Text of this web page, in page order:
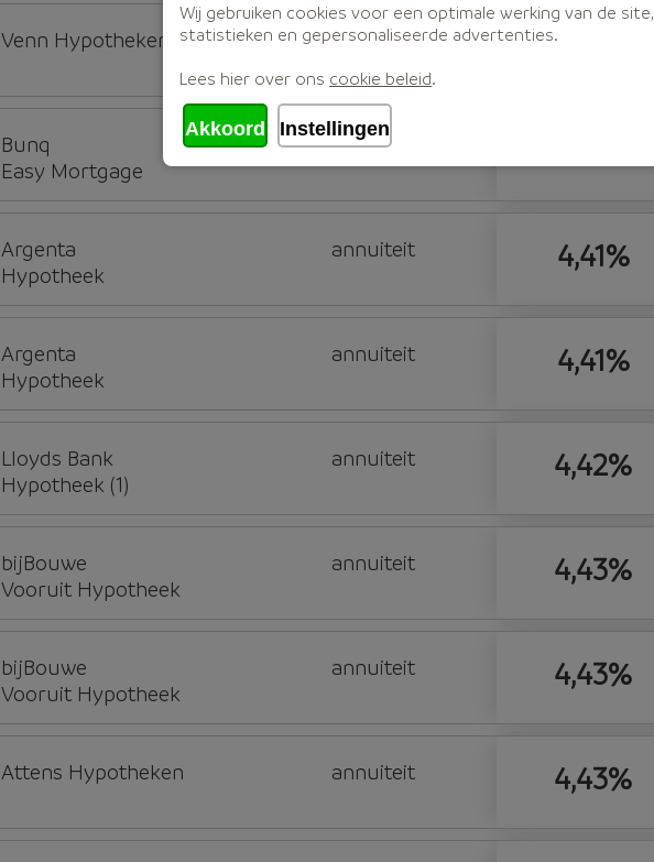
Venn Hypotheken annuiteit 4,40%
Bunq
Easy Mortgage
annuiteit
Argenta
Hypotheek
annuiteit 4,41%
Argenta
Hypotheek
annuiteit 4,41%
Lloyds Bank
Hypotheek (1)
annuiteit 4,42%
bijBouwe
Vooruit Hypotheek
annuiteit 4,43%
bijBouwe
Vooruit Hypotheek
annuiteit 4,43%
Attens Hypotheken annuiteit 4,43%
Wij gebruiken cookies voor een optimale werking van de site,
statistieken en gepersonaliseerde advertenties.
Lees hier over ons cookie beleid.
Akkoord Instellingen